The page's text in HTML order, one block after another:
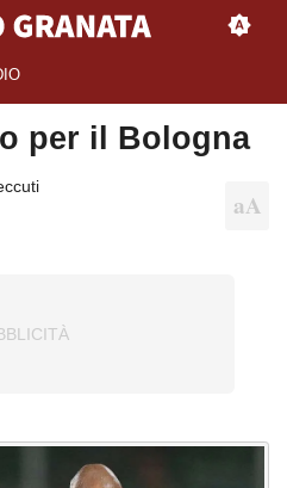
per il Bologna